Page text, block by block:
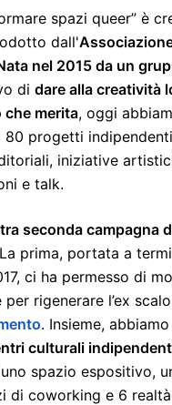
spazi queer” è
dall'
nel 2015 da un
di dare alla creatività
merita, oggi
progetti
iniziative
e talk.
seconda campagna
prima, portata a
ci ha permesso di
rigenerare l’ex
. Insieme,
culturali
spazio espositivo,
di coworking e 6